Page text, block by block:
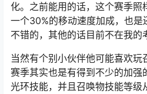
化。之前能用的话，这个赛季照
一个30%的移动速度加成，也是
不错的，其他的话目前不在我的
当然有个别小伙伴他可能喜欢玩
赛季其实也是有得到不少的加强
光环技能，并且召唤物技能等